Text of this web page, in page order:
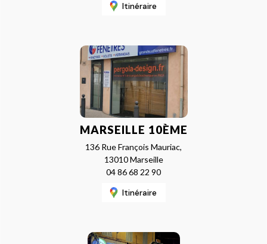
Itinéraire
MARSEILLE 10ÈME
136 Rue François Mauriac,
13010 Marseille
04 86 68 22 90
Itinéraire